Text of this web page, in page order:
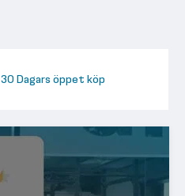
30 Dagars öppet köp